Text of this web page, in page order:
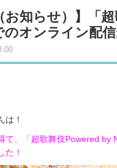
お知らせ）】「
オンライン配信
は！
て、「超歌舞伎Powered by
た！